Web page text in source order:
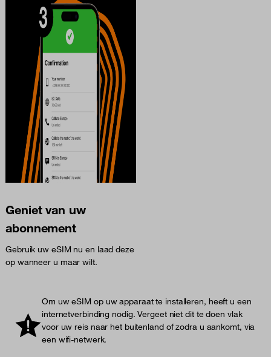
Geniet van uw
abonnement
Gebruik uw eSIM nu en laad deze
op wanneer u maar wilt.
Om uw eSIM op uw apparaat te installeren, heeft u een
internetverbinding nodig. Vergeet niet dit te doen vlak
voor uw reis naar het buitenland of zodra u aankomt, via
een wifi-netwerk.